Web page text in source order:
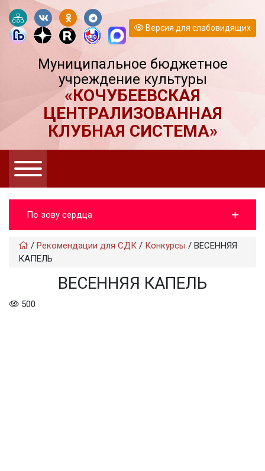
Версия для слабовидящих
Муниципальное бюджетное
учреждение культуры
«КОЧУБЕЕВСКАЯ
ЦЕНТРАЛИЗОВАННАЯ
КЛУБНАЯ СИСТЕМА»
По зову сердца
/ Рекомендации для СДК / Конкурсы / ВЕСЕННЯЯ
КАПЕЛЬ
ВЕСЕННЯЯ КАПЕЛЬ
500